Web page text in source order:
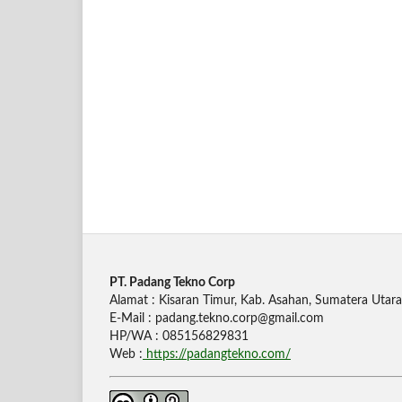
PT. Padang Tekno Corp
Alamat : Kisaran Timur, Kab. Asahan, Sumatera
E-Mail : padang.tekno.corp@gmail.com
HP/WA : 085156829831
Web : https://padangtekno.com/